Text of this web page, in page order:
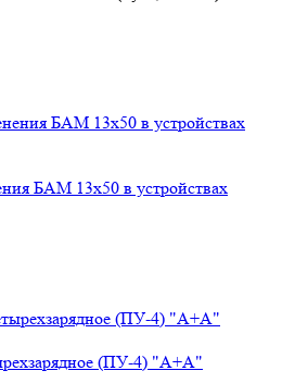
БАМ 13x50 в устройствах
(ПУ-4) "А+А"